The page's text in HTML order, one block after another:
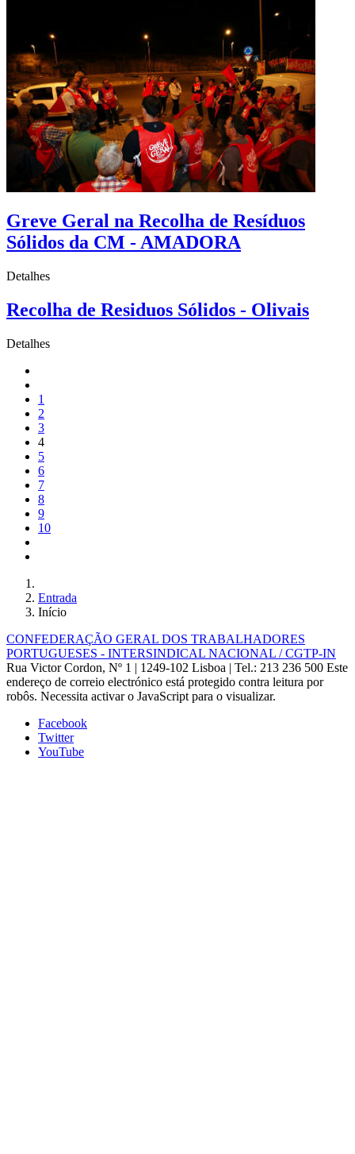
Greve Geral na Recolha de Resíduos
Sólidos da CM - AMADORA
Detalhes
Recolha de Residuos Sólidos - Olivais
Detalhes
1
2
3
4
5
6
7
8
9
10
Entrada
Início
CONFEDERAÇÃO GERAL DOS TRABALHADORES
PORTUGUESES - INTERSINDICAL NACIONAL / CGTP-IN
Rua Victor Cordon, Nº 1 | 1249-102 Lisboa | Tel.: 213 236 500 Este
endereço de correio electrónico está protegido contra leitura por
robôs. Necessita activar o JavaScript para o visualizar.
Facebook
Twitter
YouTube